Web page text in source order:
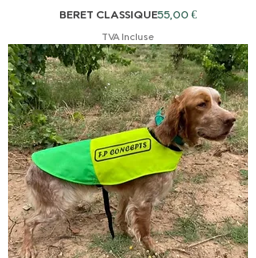
BERET CLASSIQUEPrix
55,00 €
TVA Incluse